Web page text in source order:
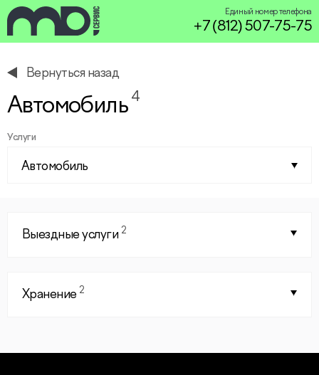
Единый номер телефона
+7 (812) 507-75-75
service@miservice.ru
Вернуться назад
Автомобиль 4
Услуги
Автомобиль
Выездные услуги 2
Хранение 2